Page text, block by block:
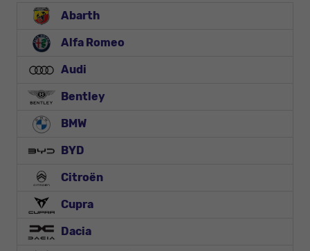
Abarth
Alfa Romeo
Audi
Bentley
BMW
BYD
Citroën
Cupra
Dacia